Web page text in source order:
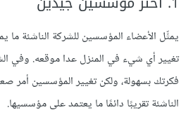
يمثِّل الأعضاء المؤسسين للشركة الناشئة ما
تغيير أي شيء في المنزل عدا موقعه. وفي
فكرتك بسهولة، ولكن تغيير المؤسسين أمر
الناشئة تقريبًا دائمًا ما يعتمد على مؤسسيها.